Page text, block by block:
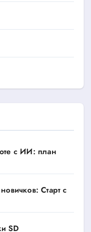
с ИИ: план
Старт с
SD